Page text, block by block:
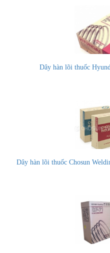
Dây hàn lõi thuốc
Dây hàn lõi thuốc Chosun